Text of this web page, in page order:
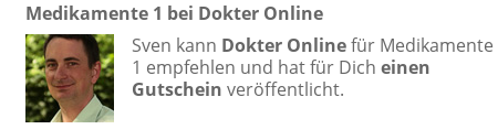
Medikamente 1 bei Dokter Online
Sven kann Dokter Onlinefür Medikamente
1 empfehlen und hat für Dich einen
Gutschein veröffentlicht.